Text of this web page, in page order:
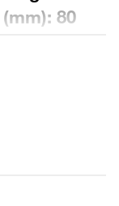
80
Longitud
β